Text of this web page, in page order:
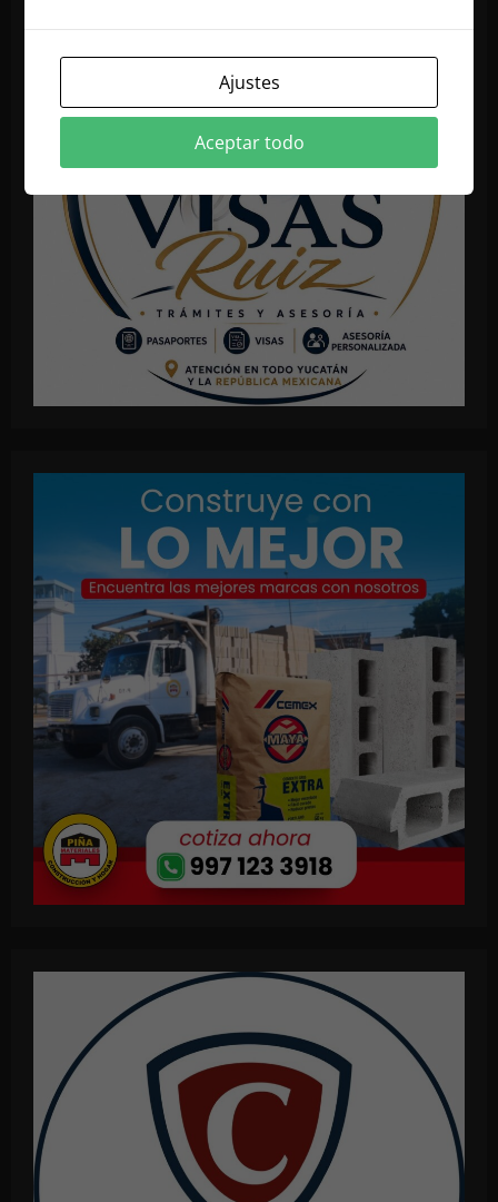
Ajustes
Aceptar todo